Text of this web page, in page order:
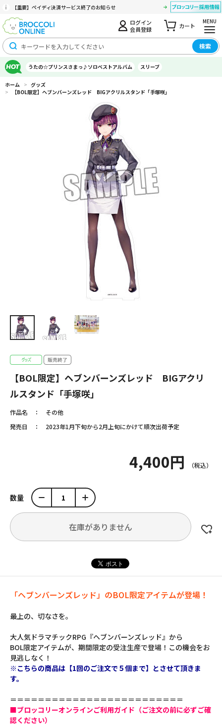
【重要】ペイディ決済サービス終了のお知らせ
ログイン
会員登録
カート
MENU
検索
うたの☆プリンスさまっ♪ソロベストアルバム スリーブ
ホーム > グッズ
>
【BOL限定】ヘブンバーンズレッド BIGアクリルスタンド「手塚咲」
【BOL限定】ヘブンバーンズレッド BIGアクリ
ルスタンド「手塚咲」
作品名
その他
発売日
2023年1月下旬から2月上旬にかけて順次出荷予定
4,400円
数量
在庫がありません
「ヘブンバーンズレッド」のBOL限定アイテムが登場！
最上の、切なさを。
大人気ドラマチックRPG『ヘブンバーンズレッド』から
BOL限定アイテムが、期間限定の受注生産で登場！この機会をお
見逃しなく！
※こちらの商品は【1回のご注文で５個まで】とさせて頂きま
す。
＝＝＝＝＝＝＝＝＝＝＝＝＝＝＝＝＝＝＝＝＝＝＝＝＝
■ブロッコリーオンラインご利用ガイド（ご注文の前に必ずご確
認ください）